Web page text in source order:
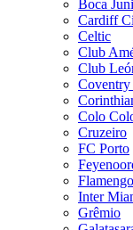
Boca
Cardiff
Celtic
Club
Club
Colo
Cruzeiro
FC Porto
Flamengo
Inter
Grêmio